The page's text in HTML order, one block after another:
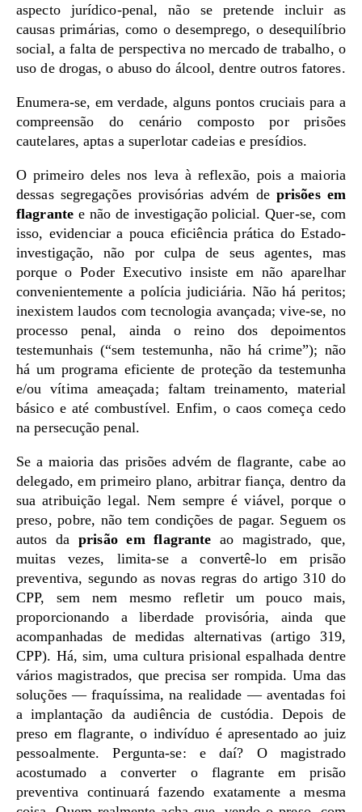
aspecto jurídico-penal, não se pretende incluir as
causas primárias, como o desemprego, o desequilíbrio
social, a falta de perspectiva no mercado de trabalho, o
uso de drogas, o abuso do álcool, dentre outros fatores.
Enumera-se, em verdade, alguns pontos cruciais para a
compreensão do cenário composto por prisões
cautelares, aptas a superlotar cadeias e presídios.
O primeiro deles nos leva à reflexão, pois a maioria
dessas segregações provisórias advém deprisões em
flagrantee não de investigação policial. Quer-se, com
isso, evidenciar a pouca eficiência prática do Estado-
investigação, não por culpa de seus agentes, mas
porque o Poder Executivo insiste em não aparelhar
convenientemente a polícia judiciária. Não há peritos;
inexistem laudos com tecnologia avançada; vive-se, no
processo penal, ainda o reino dos depoimentos
testemunhais (“sem testemunha, não há crime”); não
há um programa eficiente de proteção da testemunha
e/ou vítima ameaçada; faltam treinamento, material
básico e até combustível. Enfim, o caos começa cedo
na persecução penal.
Se a maioria das prisões advém de flagrante, cabe ao
delegado, em primeiro plano, arbitrar fiança, dentro da
sua atribuição legal. Nem sempre é viável, porque o
preso, pobre, não tem condições de pagar. Seguem os
autos daprisão em flagrante ao magistrado, que,
muitas vezes, limita-se a convertê-lo em prisão
preventiva, segundo as novas regras do artigo 310 do
CPP, sem nem mesmo refletir um pouco mais,
proporcionando a liberdade provisória, ainda que
acompanhadas de medidas alternativas (artigo 319,
CPP). Há, sim, uma cultura prisional espalhada dentre
vários magistrados, que precisa ser rompida. Uma das
soluções — fraquíssima, na realidade — aventadas foi
a implantação da audiência de custódia. Depois de
preso em flagrante, o indivíduo é apresentado ao juiz
pessoalmente. Pergunta-se: e daí? O magistrado
acostumado a converter o flagrante em prisão
preventiva continuará fazendo exatamente a mesma